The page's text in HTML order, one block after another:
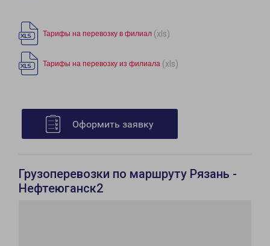
Тарифы на перевозку в филиал (xls)
Тарифы на перевозку из филиала (xls)
Оформить заявку
Грузоперевозки по маршруту Рязань -
Нефтеюганск2